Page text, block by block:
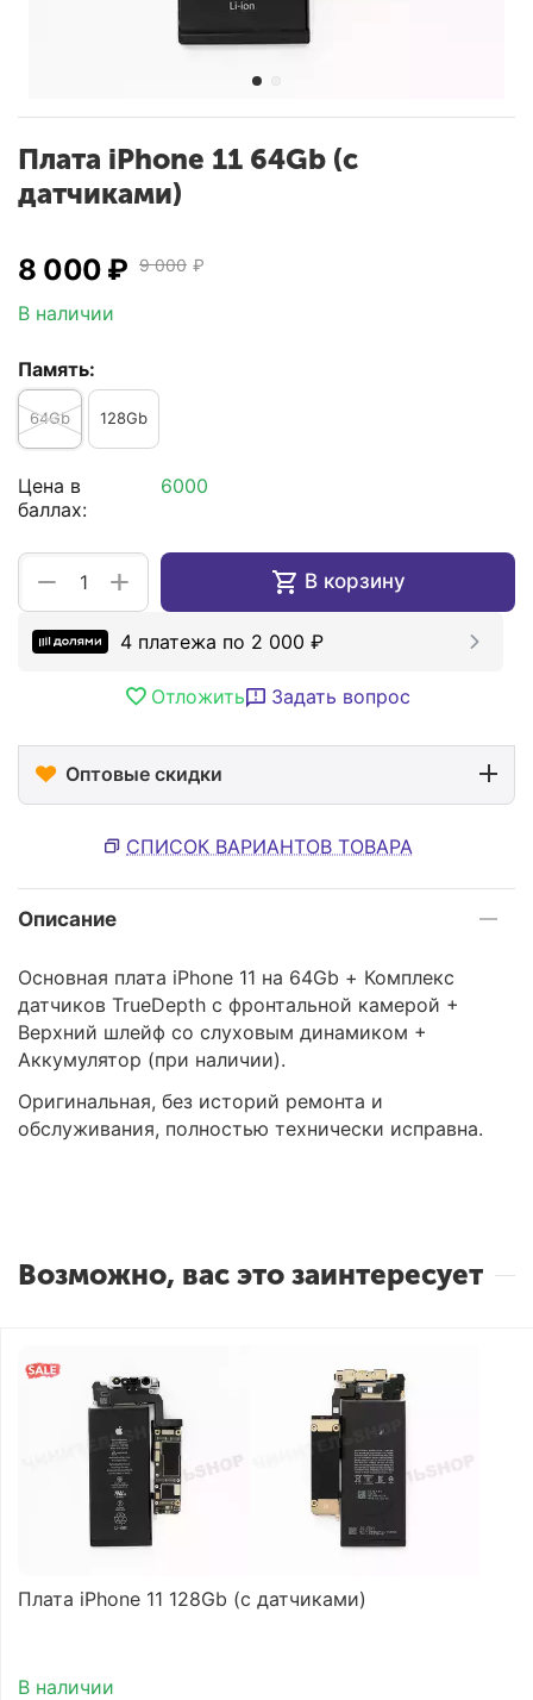
Плата iPhone 11 64Gb (с
датчиками)
8 000 ₽ 9 000 ₽
В наличии
Память:
64Gb 128Gb
Цена в
баллах:
6000
+
− В корзину
4 платежа по 2 000 ₽
Отложить Задать вопрос
Оптовые скидки
СПИСОК ВАРИАНТОВ ТОВАРА
Описание
Основная плата iPhone 11 на 64Gb + Комплекс
датчиков TrueDepth с фронтальной камерой +
Верхний шлейф со слуховым динамиком +
Аккумулятор (при наличии).
Оригинальная, без историй ремонта и
обслуживания, полностью технически исправна.
Возможно, вас это заинтересует
Плата iPhone 11 128Gb (с датчиками)
В наличии